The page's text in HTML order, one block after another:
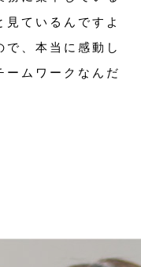
ているんですよ
で、本当に感動し
ームワークなんだ